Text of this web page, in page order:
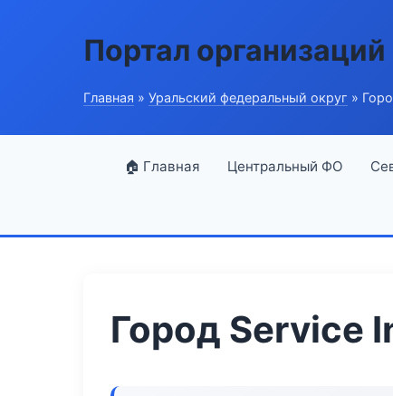
Портал организаций
Главная » Уральский федеральный округ »
🏠 Главная Центральный ФО
Город Service